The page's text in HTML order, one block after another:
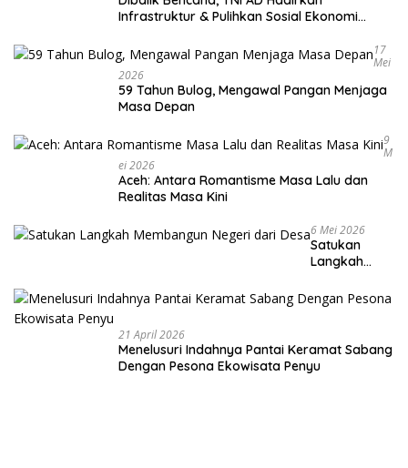
Infrastruktur & Pulihkan Sosial Ekonomi
17
Mei
2026
59 Tahun Bulog, Mengawal Pangan Menjaga
Masa Depan
9
M
Ei 2026
Aceh: Antara Romantisme Masa Lalu dan
Realitas Masa Kini
6 Mei 2026
Satukan
Langkah
Negeri dari
Desa
21 April 2026
Menelusuri Indahnya Pantai Keramat Sabang
Dengan Pesona Ekowisata Penyu